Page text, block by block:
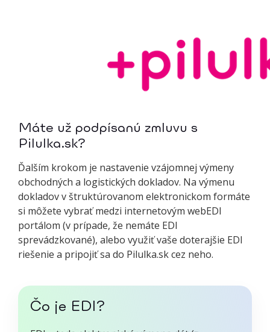
Máte už podpísanú zmluvu s
Pilulka.sk?
Ďalším krokom je nastavenie vzájomnej výmeny
obchodných a logistických dokladov. Na výmenu
dokladov v štruktúrovanom elektronickom formáte
si môžete vybrať medzi internetovým webEDI
portálom (v prípade, že nemáte EDI
sprevádzkované), alebo využiť vaše doterajšie EDI
riešenie a pripojiť sa do Pilulka.sk cez neho.
Čo je EDI?